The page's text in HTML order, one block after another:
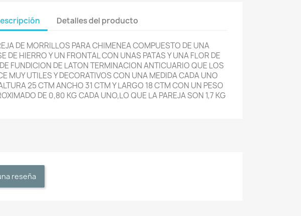
Detalles del producto
DE MORRILLOS PARA CHIMENEA COMPUESTO DE UNA
DE HIERRO Y UN FRONTAL CON UNAS PATAS Y UNA FLOR DE
FUNDICION DE LATON TERMINACION ANTICUARIO QUE LOS
MUY UTILES Y DECORATIVOS CON UNA MEDIDA CADA UNO
25 CTM ANCHO 31 CTM Y LARGO 18 CTM CON UN PESO
DE 0,80 KG CADA UNO,LO QUE LA PAREJA SON 1,7 KG
reseña